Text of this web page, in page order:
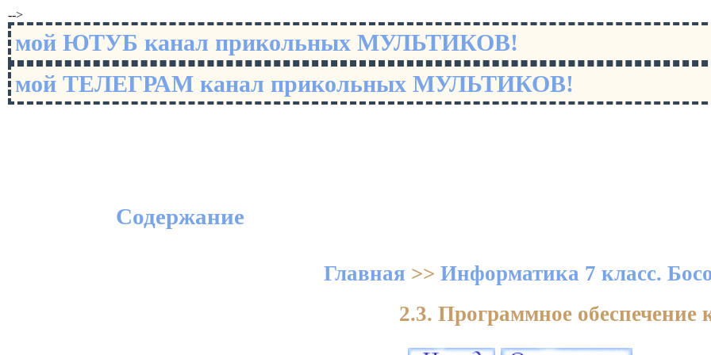
-->
мой ЮТУБ канал прикольных МУЛЬТИКОВ!
мой ТЕЛЕГРАМ канал прикольных МУЛЬТИКОВ!
Содержание
Главная >> Информатика 7 класс.
2.3. Программное обеспечение